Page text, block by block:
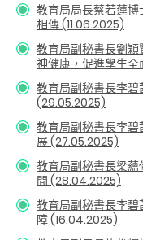
教育局局長蔡若蓮
相傳 (11.06.2025)
教育局副秘書長劉
神健康，促進學生
教育局副秘書長李
(29.05.2025)
教育局副秘書長李碧
展 (27.05.2025)
教育局副秘書長梁蘊
間 (28.04.2025)
教育局副秘書長李碧
障(16.04.2025)